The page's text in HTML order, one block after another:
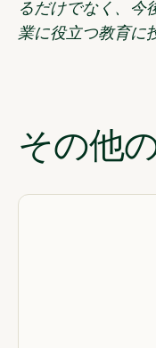
るだけでなく、今
業に役立つ教育に
その他